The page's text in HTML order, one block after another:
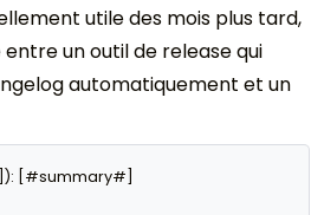
utile des mois plus tard,
un outil de release qui
automatiquement et un
[#summary#]